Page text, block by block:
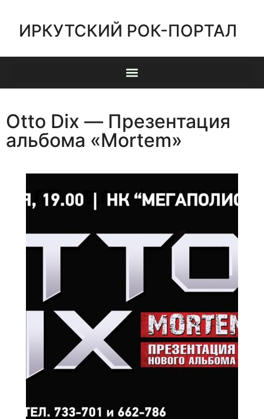
ИРКУТСКИЙ РОК-ПОРТАЛ
Otto Dix — Презентация
альбома «Mortem»